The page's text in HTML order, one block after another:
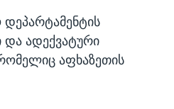
ადექვატური
აფხაზეთის